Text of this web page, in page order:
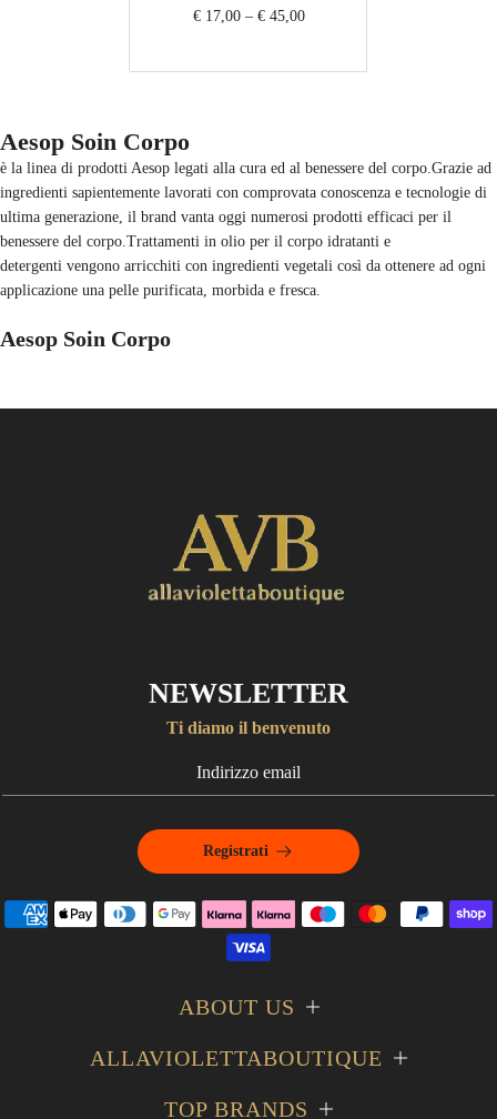
€ 17,00 – € 45,00
Aesop Soin Corpo
è la linea di prodotti Aesop legati alla cura ed al benessere del corpo.Grazie ad
ingredienti sapientemente lavorati con comprovata conoscenza e tecnologie di
ultima generazione, il brand vanta oggi numerosi prodotti efficaci per il
benessere del corpo.Trattamenti in olio per il corpo idratanti e
detergenti vengono arricchiti con ingredienti vegetali così da ottenere ad ogni
applicazione una pelle purificata, morbida e fresca.
Aesop Soin Corpo
NEWSLETTER
Ti diamo il benvenuto
Registrati
ABOUT US
ALLAVIOLETTABOUTIQUE
TOP BRANDS